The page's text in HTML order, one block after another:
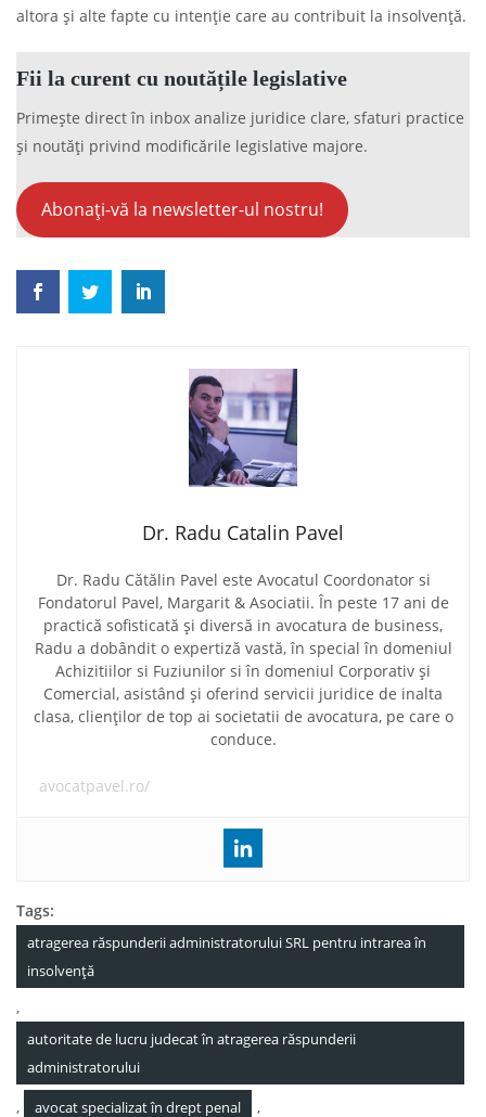
altora și alte fapte cu intenție care au contribuit la insolvență.
Fii la curent cu noutățile legislative
Primește direct în inbox analize juridice clare, sfaturi practice
și noutăți privind modificările legislative majore.
Abonați-vă la newsletter-ul nostru!
Dr. Radu Catalin Pavel
Dr. Radu Cătălin Pavel este Avocatul Coordonator si
Fondatorul Pavel, Margarit & Asociatii. În peste 17 ani de
practică sofisticată și diversă in avocatura de business,
Radu a dobândit o expertiză vastă, în special în domeniul
Achizitiilor si Fuziunilor si în domeniul Corporativ și
Comercial, asistând și oferind servicii juridice de inalta
clasa, clienților de top ai societatii de avocatura, pe care o
conduce.
avocatpavel.ro/
Tags:
atragerea răspunderii administratorului SRL pentru intrarea în
insolvență
,
autoritate de lucru judecat în atragerea răspunderii
administratorului
, avocat specializat în drept penal ,